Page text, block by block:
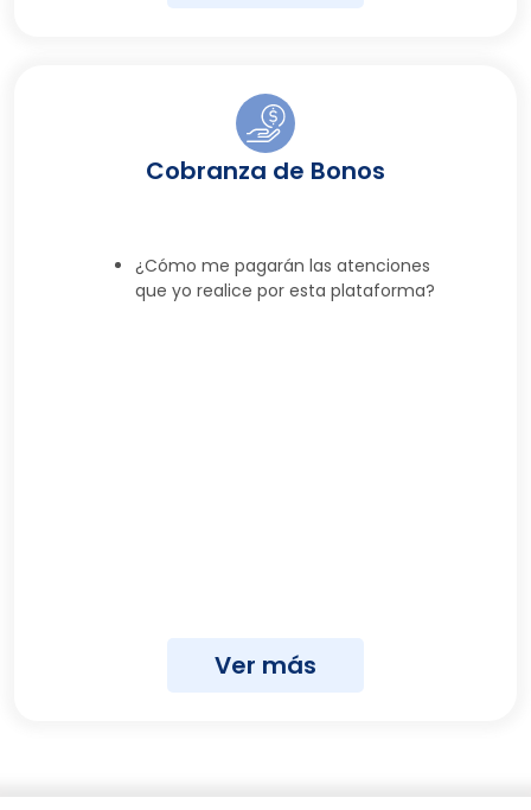
Cobranza de Bonos
¿Cómo me pagarán las atenciones
que yo realice por esta plataforma?
Ver más